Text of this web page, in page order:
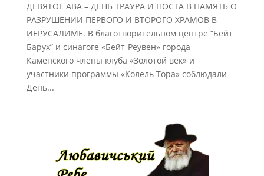
ДЕВЯТОЕ АВА – ДЕНЬ ТРАУРА И ПОСТА В ПАМЯТЬ О
РАЗРУШЕНИИ ПЕРВОГО И ВТОРОГО ХРАМОВ В
ИЕРУСАЛИМЕ. В благотворительном центре “Бейт
Барух” и синагоге «Бейт-Реувен» города
Каменского члены клуба «Золотой век» и
участники программы «Колель Тора» соблюдали
День...